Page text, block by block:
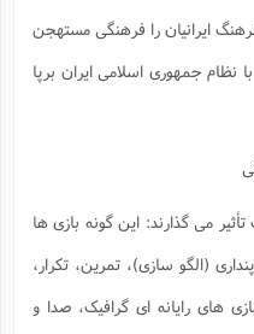
ایرانیان را فرهنگی مستهجن
نظام جمهوری اسلامی ایران برپا
می گذارند: این گونه بازی ها
(الگو سازی)، تمرین، تکرار،
های رایانه ای گرافیک، صدا و